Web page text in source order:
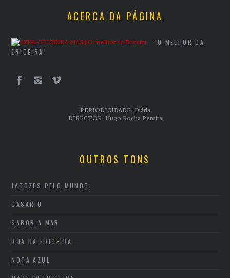
ACERCA DA PÁGINA
"O MELHOR DA
ERICEIRA"
PERIODICIDADE: Diária
DIRECTOR: Hugo Rocha Pereira
OUTROS TONS
JAGOZES PELO MUNDO
CASARIO
SABOR A MAR
RUA DA ERICEIRA
NOTA AZUL